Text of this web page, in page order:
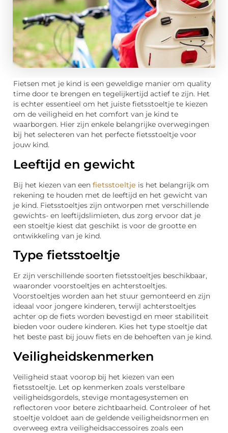
Fietsen met je kind is een geweldige manier om quality
time door te brengen en tegelijkertijd actief te zijn. Het
is echter essentieel om het juiste fietsstoeltje te kiezen
om de veiligheid en het comfort van je kind te
waarborgen. Hier zijn enkele belangrijke overwegingen
bij het selecteren van het perfecte fietsstoeltje voor
jouw kind.
Leeftijd en gewicht
Bij het kiezen van een fietsstoeltje is het belangrijk om
rekening te houden met de leeftijd en het gewicht van
je kind. Fietsstoeltjes zijn ontworpen met verschillende
gewichts- en leeftijdslimieten, dus zorg ervoor dat je
een stoeltje kiest dat geschikt is voor de grootte en
ontwikkeling van je kind.
Type fietsstoeltje
Er zijn verschillende soorten fietsstoeltjes beschikbaar,
waaronder voorstoeltjes en achterstoeltjes.
Voorstoeltjes worden aan het stuur gemonteerd en zijn
ideaal voor jongere kinderen, terwijl achterstoeltjes
achter op de fiets worden bevestigd en meer stabiliteit
bieden voor oudere kinderen. Kies het type stoeltje dat
het beste past bij jouw fiets en de behoeften van je kind.
Veiligheidskenmerken
Veiligheid staat voorop bij het kiezen van een
fietsstoeltje. Let op kenmerken zoals verstelbare
veiligheidsgordels, stevige montagesystemen en
reflectoren voor betere zichtbaarheid. Controleer of het
stoeltje voldoet aan de geldende veiligheidsnormen en
overweeg extra veiligheidsaccessoires zoals een